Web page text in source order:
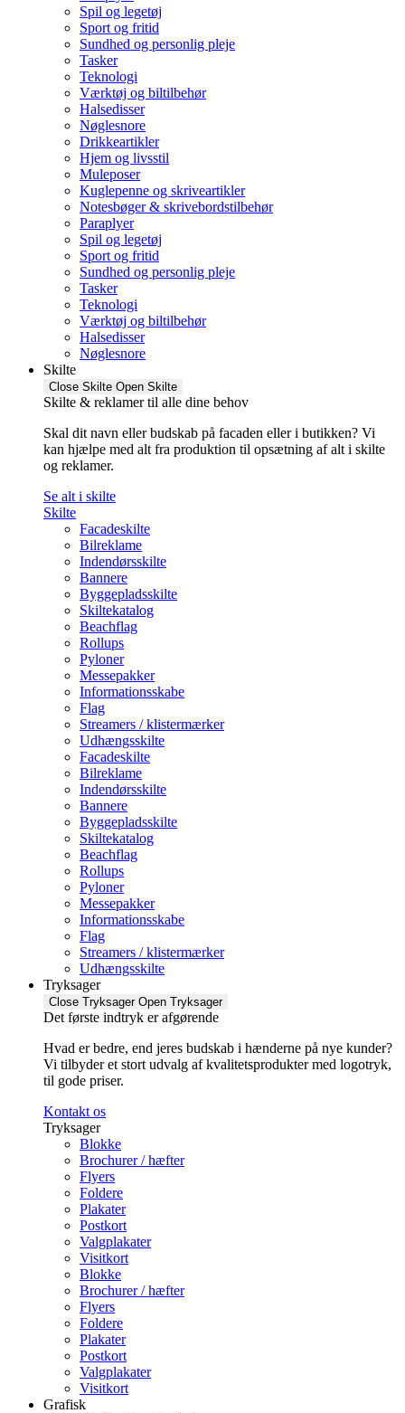
Spil og legetøj
Sport og fritid
Sundhed og personlig pleje
Tasker
Teknologi
Værktøj og biltilbehør
Halsedisser
Nøglesnore
Drikkeartikler
Hjem og livsstil
Muleposer
Kuglepenne og skriveartikler
Notesbøger & skrivebordstilbehør
Paraplyer
Spil og legetøj
Sport og fritid
Sundhed og personlig pleje
Tasker
Teknologi
Værktøj og biltilbehør
Halsedisser
Nøglesnore
Skilte
Close Skilte Open Skilte
Skilte & reklamer til alle dine behov
Skal dit navn eller budskab på facaden eller i butikken? Vi
kan hjælpe med alt fra produktion til opsætning af alt i skilte
og reklamer.
Se alt i skilte
Skilte
Facadeskilte
Bilreklame
Indendørsskilte
Bannere
Byggepladsskilte
Skiltekatalog
Beachflag
Rollups
Pyloner
Messepakker
Informationsskabe
Flag
Streamers / klistermærker
Udhængsskilte
Facadeskilte
Bilreklame
Indendørsskilte
Bannere
Byggepladsskilte
Skiltekatalog
Beachflag
Rollups
Pyloner
Messepakker
Informationsskabe
Flag
Streamers / klistermærker
Udhængsskilte
Tryksager
Close Tryksager Open Tryksager
Det første indtryk er afgørende
Hvad er bedre, end jeres budskab i hænderne på nye kunder?
Vi tilbyder et stort udvalg af kvalitetsprodukter med logotryk,
til gode priser.
Kontakt os
Tryksager
Blokke
Brochurer / hæfter
Flyers
Foldere
Plakater
Postkort
Valgplakater
Visitkort
Blokke
Brochurer / hæfter
Flyers
Foldere
Plakater
Postkort
Valgplakater
Visitkort
Grafisk